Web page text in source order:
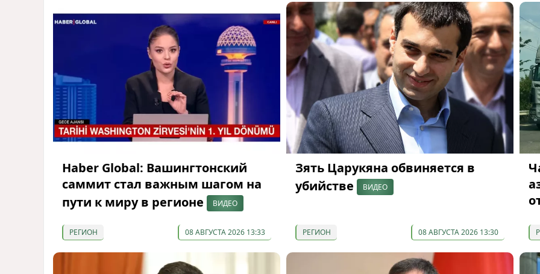
Haber Global: Вашингтонский
саммит стал важным шагом на
пути к миру в регионе
ВИДЕО
РЕГИОН 08 АВГУСТА 2026 13:33
Зять Царукяна обвиняется в
убийстве
ВИДЕО
РЕГИОН 08 АВГУСТА 2026 13:30